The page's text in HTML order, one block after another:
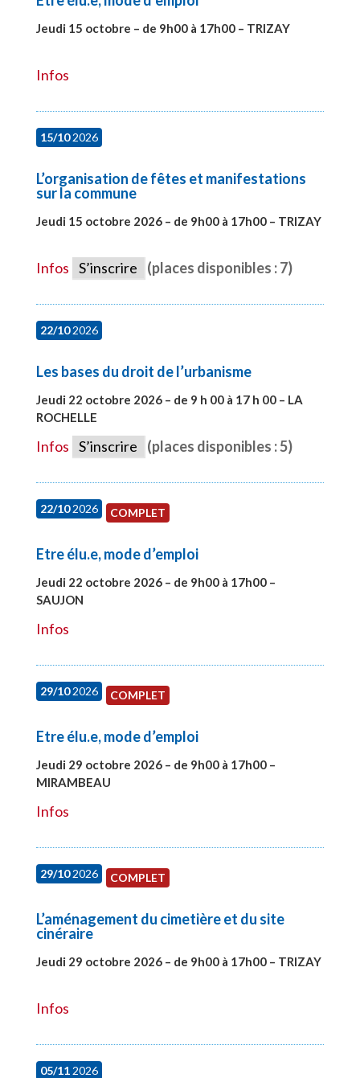
Jeudi 15 octobre – de 9h00 à 17h00 – TRIZAY
Infos
15/102026
L’organisation de fêtes et manifestations
sur la commune
Jeudi 15 octobre 2026 – de 9h00 à 17h00 – TRIZAY
Infos S’inscrire (places disponibles : 7)
22/102026
Les bases du droit de l’urbanisme
Jeudi 22 octobre 2026 – de 9 h 00 à 17 h 00 – LA
ROCHELLE
Infos S’inscrire (places disponibles : 5)
22/102026 COMPLET
Etre élu.e, mode d’emploi
Jeudi 22 octobre 2026 – de 9h00 à 17h00 –
SAUJON
Infos
29/102026 COMPLET
Etre élu.e, mode d’emploi
Jeudi 29 octobre 2026 – de 9h00 à 17h00 –
MIRAMBEAU
Infos
29/102026 COMPLET
L’aménagement du cimetière et du site
cinéraire
Jeudi 29 octobre 2026 – de 9h00 à 17h00 – TRIZAY
Infos
05/112026